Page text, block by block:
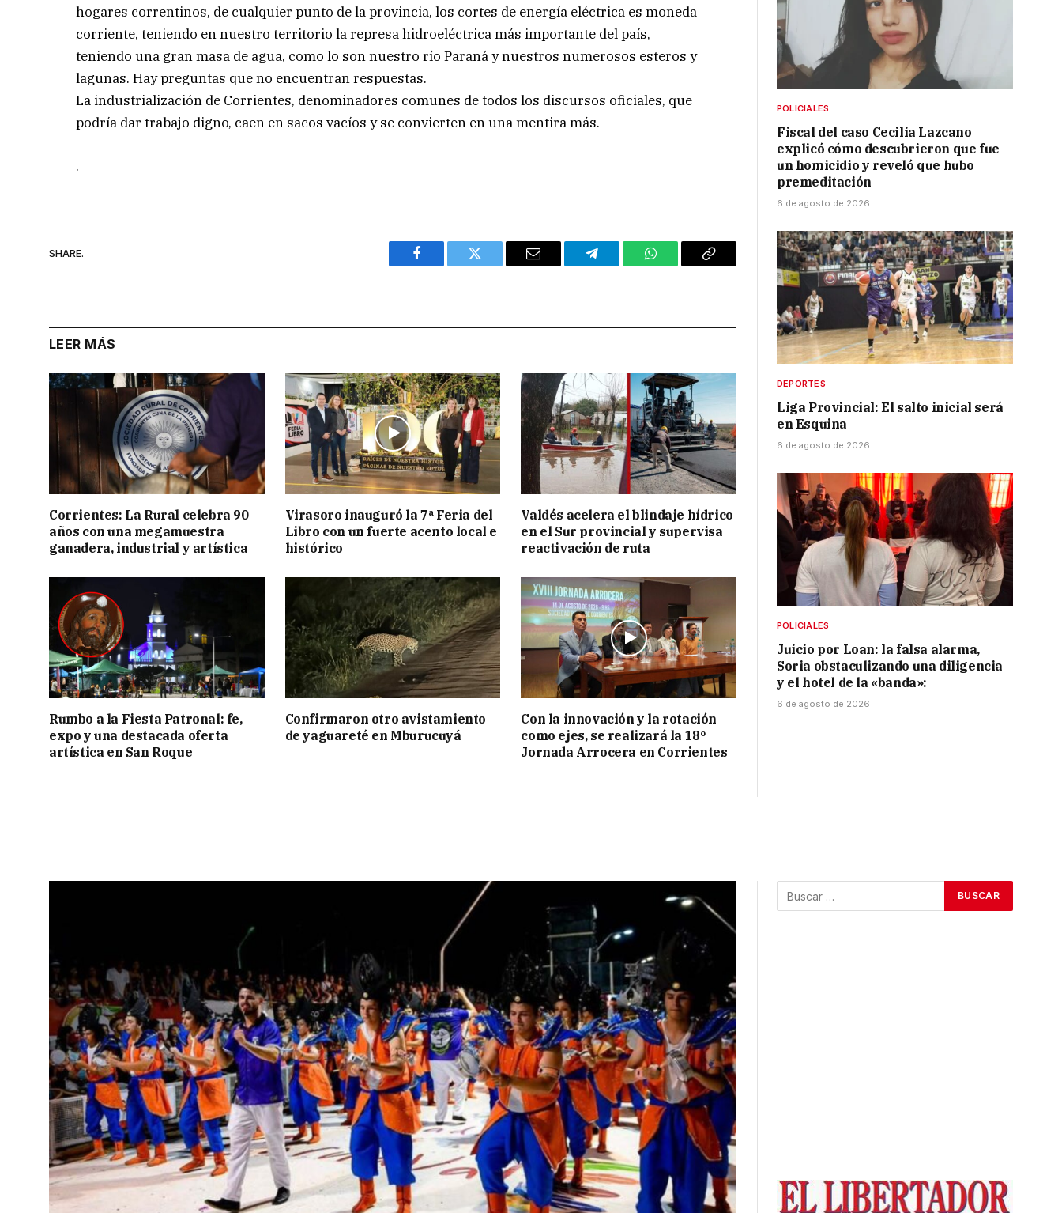
hogares correntinos, de cualquier punto de la provincia, los cortes de energía eléctrica es moneda
corriente, teniendo en nuestro territorio la represa hidroeléctrica más importante del país,
teniendo una gran masa de agua, como lo son nuestro río Paraná y nuestros numerosos esteros y
lagunas. Hay preguntas que no encuentran respuestas.
La industrialización de Corrientes, denominadores comunes de todos los discursos oficiales, que
podría dar trabajo digno, caen en sacos vacíos y se convierten en una mentira más.
.
SHARE.
Facebook Twitter Email Telegram WhatsAppCopy
LEER MÁS
Corrientes: La Rural celebra 90
años con una megamuestra
ganadera, industrial y artística
Virasoro inauguró la 7ª Feria del
Libro con un fuerte acento local e
histórico
Valdés acelera el blindaje hídrico
en el Sur provincial y supervisa
reactivación de ruta
Rumbo a la Fiesta Patronal: fe,
expo y una destacada oferta
artística en San Roque
Confirmaron otro avistamiento
de yaguareté en Mburucuyá
Con la innovación y la rotación
como ejes, se realizará la 18º
Jornada Arrocera en Corrientes
POLICIALES
Fiscal del caso Cecilia Lazcano
explicó cómo descubrieron que fue
un homicidio y reveló que hubo
premeditación
6 de agosto de 2026
DEPORTES
Liga Provincial: El salto inicial será
en Esquina
6 de agosto de 2026
POLICIALES
Juicio por Loan: la falsa alarma,
Soria obstaculizando una diligencia
y el hotel de la «banda»:
6 de agosto de 2026